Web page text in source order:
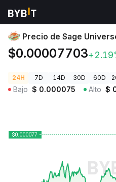
Precios de Criptomonedas
Precio de Sage
$0.00007703
24H 7D 14D 30D 60D
Bajo $ 0.000075 Alto $